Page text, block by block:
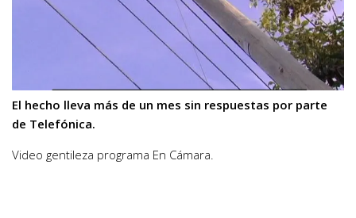
El hecho lleva más de un mes sin respuestas por parte
de Telefónica.
Video gentileza programa En Cámara.